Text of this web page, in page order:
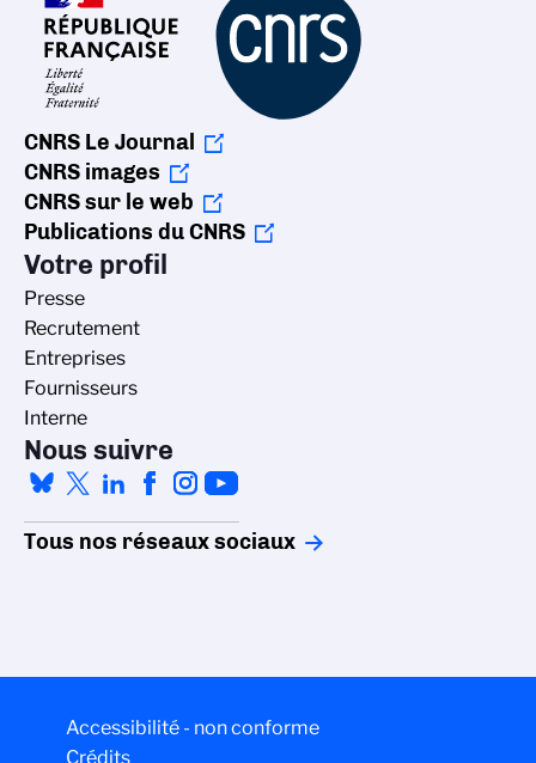
CNRS Le Journal
CNRS images
CNRS sur le web
Publications du CNRS
Votre profil
Presse
Recrutement
Entreprises
Fournisseurs
Interne
Nous suivre
Tous nos réseaux sociaux
Accessibilité - non conforme
Crédits